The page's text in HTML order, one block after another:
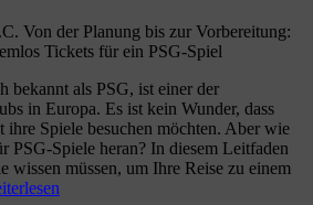
Von der Planung bis zur Vorbereitung:
Tickets für ein PSG-Spiel
bekannt als PSG, ist einer der
in Europa. Es ist kein Wunder, dass
ihre Spiele besuchen möchten. Aber wie
PSG-Spiele heran? In diesem Leitfaden
wissen müssen, um Ihre Reise zu einem